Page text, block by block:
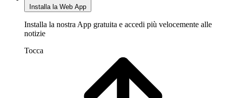
Installa la Web App
Installa la nostra App gratuita e accedi più velocemente alle
notizie
Tocca